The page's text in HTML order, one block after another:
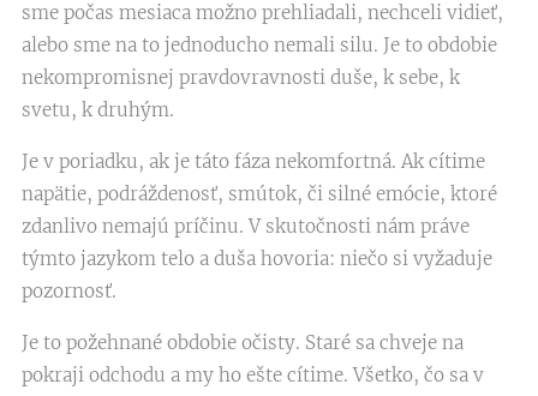
sme počas mesiaca možno prehliadali, nechceli vidieť,
alebo sme na to jednoducho nemali silu. Je to obdobie
nekompromisnej pravdovravnosti duše, k sebe, k
svetu, k druhým.
Je v poriadku, ak je táto fáza nekomfortná. Ak cítime
napätie, podráždenosť, smútok, či silné emócie, ktoré
zdanlivo nemajú príčinu. V skutočnosti nám práve
týmto jazykom telo a duša hovoria: niečo si vyžaduje
pozornosť.
Je to požehnané obdobie očisty. Staré sa chveje na
pokraji odchodu a my ho ešte cítime. Všetko, čo sa v